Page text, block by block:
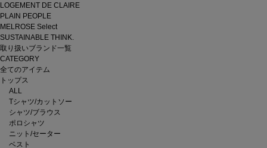
LOGEMENT DE CLAIRE
PLAIN PEOPLE
MELROSE Select
SUSTAINABLE THINK.
取り扱いブランド一覧
CATEGORY
全てのアイテム
トップス
ALL
Tシャツ/カットソー
シャツ/ブラウス
ポロシャツ
ニット/セーター
ベスト